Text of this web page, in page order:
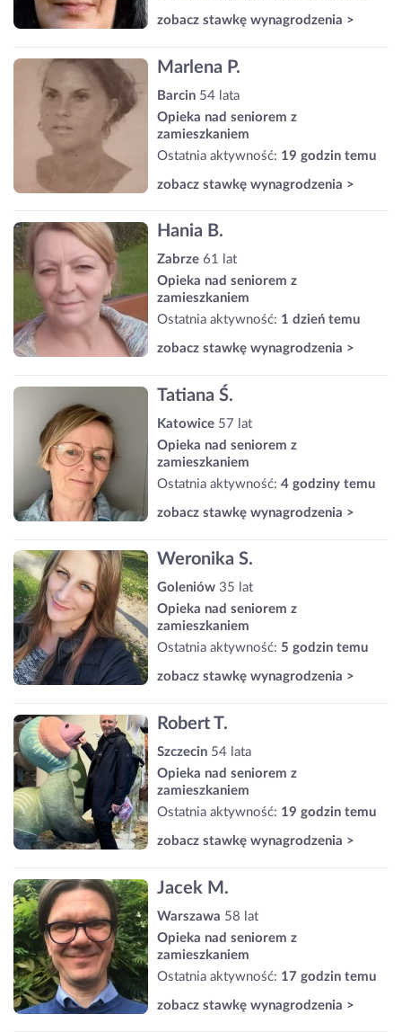
zobacz stawkę wynagrodzenia >
Marlena P.
Barcin 54 lata
Opieka nad seniorem z
zamieszkaniem
Ostatnia aktywność: 19 godzin temu
zobacz stawkę wynagrodzenia >
Hania B.
Zabrze 61 lat
Opieka nad seniorem z
zamieszkaniem
Ostatnia aktywność: 1 dzień temu
zobacz stawkę wynagrodzenia >
Tatiana Ś.
Katowice 57 lat
Opieka nad seniorem z
zamieszkaniem
Ostatnia aktywność: 4 godziny temu
zobacz stawkę wynagrodzenia >
Weronika S.
Goleniów 35 lat
Opieka nad seniorem z
zamieszkaniem
Ostatnia aktywność: 5 godzin temu
zobacz stawkę wynagrodzenia >
Robert T.
Szczecin 54 lata
Opieka nad seniorem z
zamieszkaniem
Ostatnia aktywność: 19 godzin temu
zobacz stawkę wynagrodzenia >
Jacek M.
Warszawa 58 lat
Opieka nad seniorem z
zamieszkaniem
Ostatnia aktywność: 17 godzin temu
zobacz stawkę wynagrodzenia >